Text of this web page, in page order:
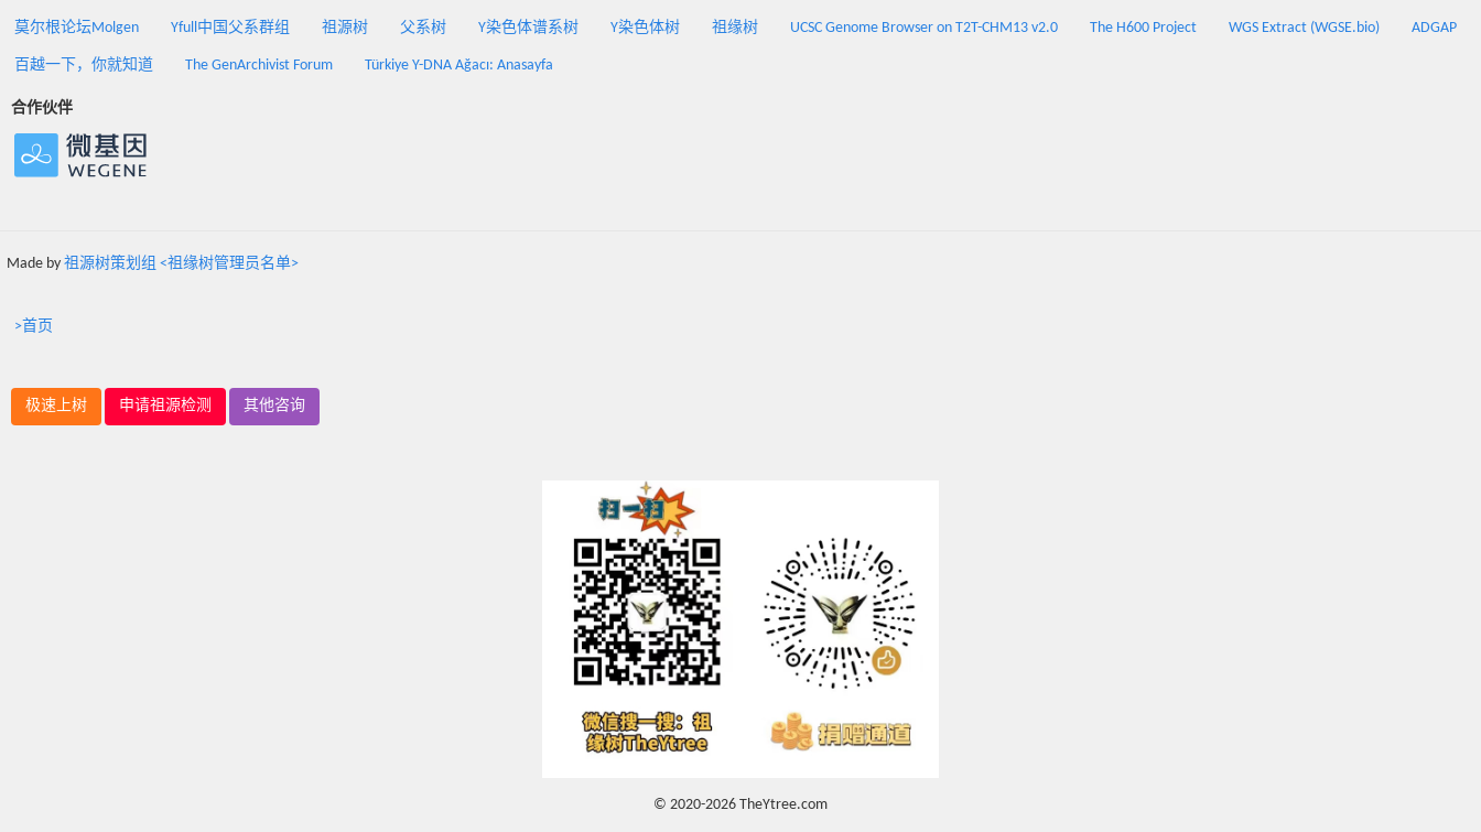
莫尔根论坛Molgen Yfull中国父系群组 祖源树 父系树 Y染色体谱系树 Y染色体树 祖缘树 UCSC Genome Browser on T2T-CHM13 v2.0 The H600 Project WGS Extract (WGSE.bio) ADGAP
百越一下，你就知道 The GenArchivist Forum Türkiye Y-DNA Ağacı: Anasayfa
合作伙伴
Made by 祖源树策划组 <祖缘树管理员名单>
>首页
极速上树 申请祖源检测 其他咨询
© 2020-2026 TheYtree.com